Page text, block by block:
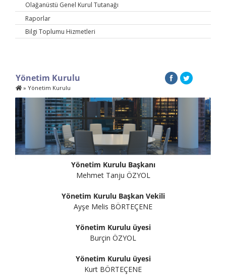
Olağanüstü Genel Kurul Tutanağı
Raporlar
Bilgi Toplumu Hizmetleri
Yönetim Kurulu
» Yönetim Kurulu
Yönetim Kurulu Başkanı
Mehmet Tanju ÖZYOL
Yönetim Kurulu Başkan Vekili
Ayşe Melis BÖRTEÇENE
Yönetim Kurulu üyesi
Burçin ÖZYOL
Yönetim Kurulu üyesi
Kurt BÖRTEÇENE